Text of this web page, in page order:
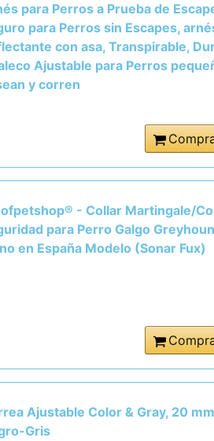
para Perros a Prueba de
para Perros sin Escapes,
con asa, Transpirable,
Ajustable para Perros
y corren
- Collar Martingale/
para Perro Galgo
en España Modelo (Sonar Fux)
Ajustable Color & Gray, 20
Gris